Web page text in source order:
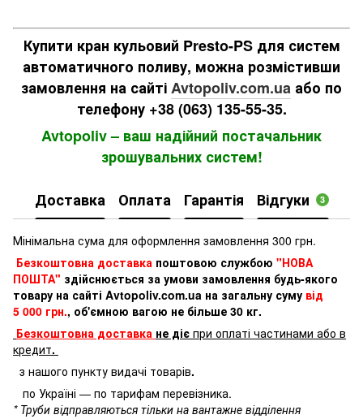
Купити кран кульовий Presto-PS для систем
автоматичного поливу, можна розмістивши
замовлення на сайтіAvtopoliv.com.ua або по
телефону +38 (063) 135-55-35.
Avtopoliv – ваш надійний постачальник
зрошувальних систем!
Доставка Оплата Гарантія Відгуки 3
Мінімальна сума для оформлення замовлення 300 грн.
Безкоштовна доставка поштовою службою "НОВА
ПОШТА" здійснюється за умови замовлення будь-якого
товару на сайті Avtopoliv.com.ua на загальну суму від
5 000 грн., об'ємною вагою не більше 30 кг.
Безкоштовна доставка не діє при оплаті частинами або в
кредит.
з нашого пункту видачі товарів.
по Україні — по тарифам перевізника.
* Труби відправляються тільки на вантажне відділення